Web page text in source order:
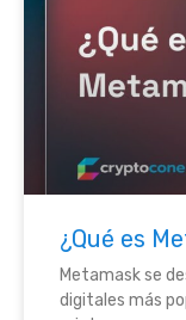
¿Qué es
Metamask se
digitales más